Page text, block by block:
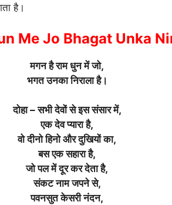
है।
Me Jo Bhagat Unka
मगन है राम धुन में जो,
भगत उनका निराला है।
दोहा – सभी देवों से इस संसार में,
एक देव प्यारा है,
वो दीनो हिनो और दुखियों का,
बस एक सहारा है,
जो पल में दूर कर देता है,
संकट नाम जपने से,
पवनसुत केसरी नंदन,